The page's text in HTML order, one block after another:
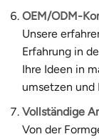
OEM/ODM-
Unsere
Erfahrung in
Ihre Ideen in
umsetzen und
Vollständige
Von der